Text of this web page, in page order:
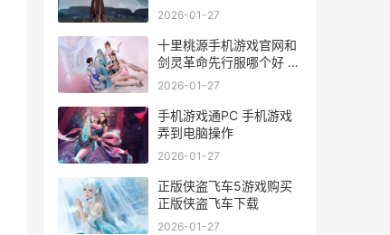
战沙城打金攻略
2026-01-27
十里桃源手机游戏官网和
剑灵革命先行服哪个好 十
里桃源楼盘
2026-01-27
手机游戏通PC 手机游戏
弄到电脑操作
2026-01-27
正版侠盗飞车5游戏购买
正版侠盗飞车下载
2026-01-27